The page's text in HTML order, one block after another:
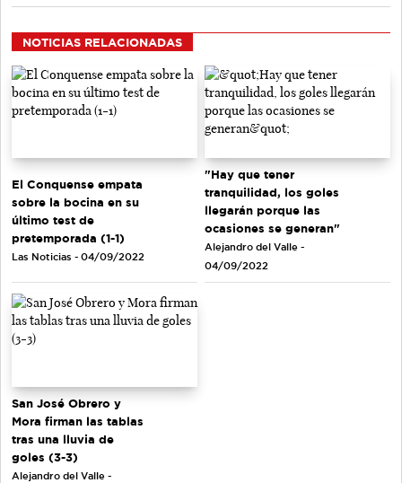
NOTICIAS RELACIONADAS
El Conquense empata
sobre la bocina en su
último test de
pretemporada (1-1)
Las Noticias - 04/09/2022
"Hay que tener
tranquilidad, los goles
llegarán porque las
ocasiones se generan"
Alejandro del Valle -
04/09/2022
San José Obrero y
Mora firman las tablas
tras una lluvia de
goles (3-3)
Alejandro del Valle -